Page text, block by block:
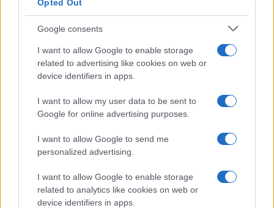
Opted Out
Google consents
I want to allow Google to enable storage
related to advertising like cookies on web or
device identifiers in apps.
I want to allow my user data to be sent to
Google for online advertising purposes.
I want to allow Google to send me
personalized advertising.
I want to allow Google to enable storage
related to analytics like cookies on web or
device identifiers in apps.
29.09.16. 23:21